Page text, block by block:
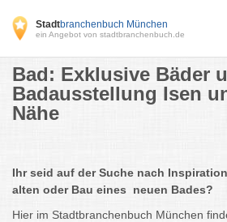
Stadtbranchenbuch München
ein Angebot von stadtbranchenbuch.de
Bad: Exklusive Bäder
Badausstellung Isen
Nähe
Ihr seid auf der Suche nach
alten oder Bau eines neuen Bades?
Hier im Stadtbranchenbuch München